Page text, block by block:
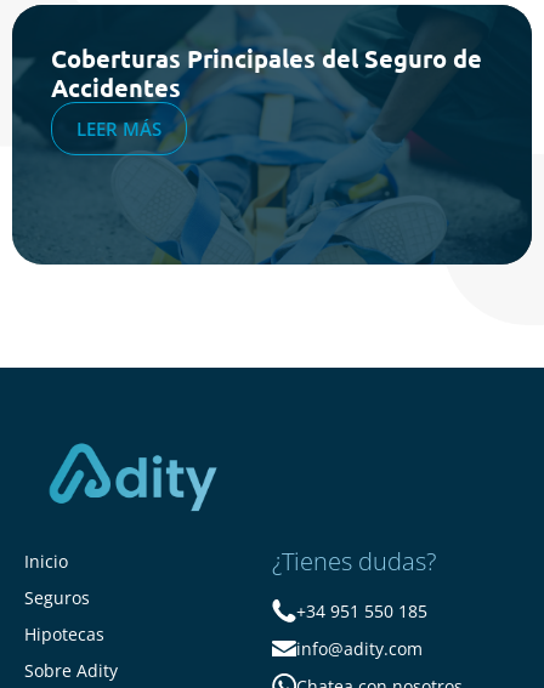
Coberturas Principales del Seguro de
Accidentes
LEER MÁS
Inicio
Seguros
Hipotecas
Sobre Adity
¿Tienes dudas?
+34 951 550 185
info@adity.com